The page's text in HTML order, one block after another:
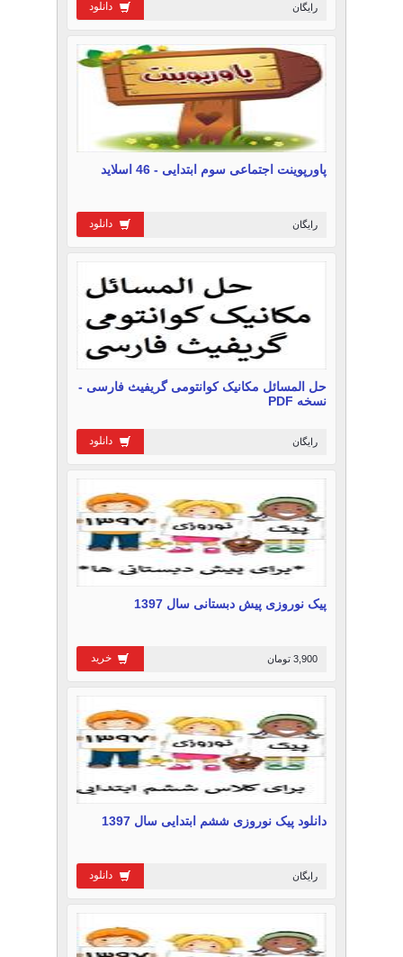
دانلود رایگان
پاورپوینت اجتماعی سوم ابتدایی - 46 اسلاید
دانلود رایگان
حل المسائل مکانیک کوانتومی گریفیث فارسی -
نسخه PDF
دانلود رایگان
پیک نوروزی پیش دبستانی سال 1397
خرید 3,900 تومان
دانلود پیک نوروزی ششم ابتدایی سال 1397
دانلود رایگان